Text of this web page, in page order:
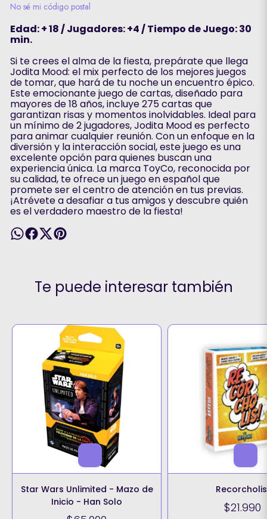
No sé mi código postal
Edad: + 18 / Jugadores: +4 / Tiempo de Juego: 30
min.
Si te crees el alma de la fiesta, prepárate que llega
Jodita Mood: el mix perfecto de los mejores juegos
de tomar, que hará de tu noche un encuentro épico.
Este emocionante juego de cartas, diseñado para
mayores de 18 años, incluye 275 cartas que
garantizan risas y momentos inolvidables. Ideal para
un mínimo de 2 jugadores, Jodita Mood es perfecto
para animar cualquier reunión. Con un enfoque en la
diversión y la interacción social, este juego es una
excelente opción para quienes buscan una
experiencia única. La marca ToyCo, reconocida por
su calidad, te ofrece un juego en español que
promete ser el centro de atención en tus previas.
¡Atrévete a desafiar a tus amigos y descubre quién
es el verdadero maestro de la fiesta!
Te puede interesar también
Star Wars Unlimited - Mazo de
Inicio - Han Solo
$21.990